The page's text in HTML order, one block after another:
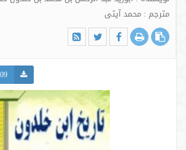
مترجم : محمد آیتی